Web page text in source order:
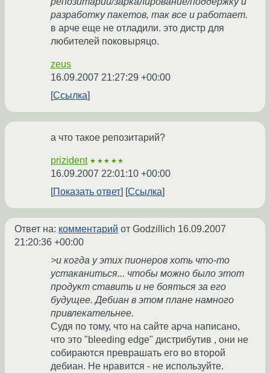
разработку пакетов, так все и работает.
в арче еще не отладили. это дистр для
любителей поковыряцо.
zeus
16.09.2007 21:27:29 +00:00
Ссылка
а что такое репозитарий?
prizident ★★★★★
16.09.2007 22:01:10 +00:00
Показать ответ
Ссылка
Ответ на: комментарий от Godzillich 16.09.2007
21:20:36 +00:00
>и когда у этих пионеров хоть что-то
устаканиться... чтобы можно было этот
продукт ставить и не бояться за его
будущее. Дебиан в этом плане намного
привлекательнее.
Судя по тому, что на сайте арча написано,
что это "bleeding edge" дистрибутив , они не
собираются преврашать его во второй
дебиан. Не нравится - не используйте.